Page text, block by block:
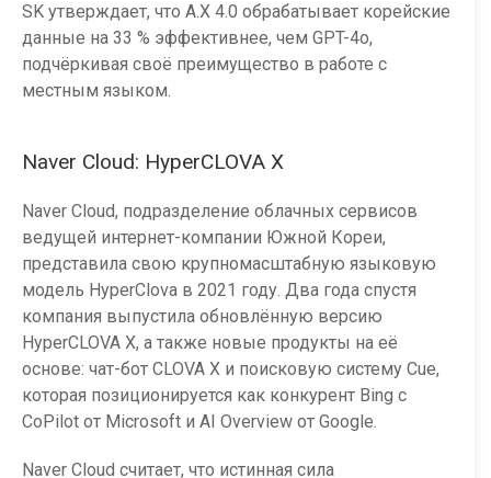
SK утверждает, что A.X 4.0 обрабатывает корейские
данные на 33 % эффективнее, чем GPT-4o,
подчёркивая своё преимущество в работе с
местным языком.
Naver Cloud: HyperCLOVA X
Naver Cloud, подразделение облачных сервисов
ведущей интернет-компании Южной Кореи,
представила свою крупномасштабную языковую
модель HyperClova в 2021 году. Два года спустя
компания выпустила обновлённую версию
HyperCLOVA X, а также новые продукты на её
основе: чат-бот CLOVA X и поисковую систему Cue,
которая позиционируется как конкурент Bing с
CoPilot от Microsoft и AI Overview от Google.
Naver Cloud считает, что истинная сила